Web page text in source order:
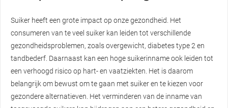
Suiker heeft een grote impact op onze gezondheid. Het
consumeren van te veel suiker kan leiden tot verschillende
gezondheidsproblemen, zoals overgewicht, diabetes type 2 en
tandbederf. Daarnaast kan een hoge suikerinname ook leiden tot
een verhoogd risico op hart- en vaatziekten. Het is daarom
belangrijk om bewust om te gaan met suiker en te kiezen voor
gezondere alternatieven. Het verminderen van de inname van